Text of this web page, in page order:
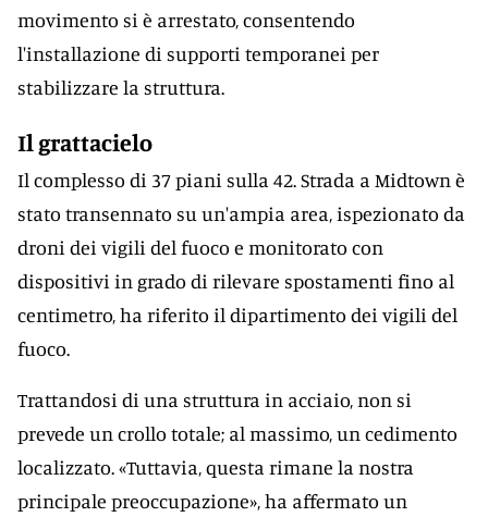
movimento si è arrestato, consentendo
l'installazione di supporti temporanei per
stabilizzare la struttura.
Il grattacielo
Il complesso di 37 piani sulla 42. Strada a Midtown è
stato transennato su un'ampia area, ispezionato da
droni dei vigili del fuoco e monitorato con
dispositivi in grado di rilevare spostamenti fino al
centimetro, ha riferito il dipartimento dei vigili del
fuoco.
Trattandosi di una struttura in acciaio, non si
prevede un crollo totale; al massimo, un cedimento
localizzato. «Tuttavia, questa rimane la nostra
principale preoccupazione», ha affermato un